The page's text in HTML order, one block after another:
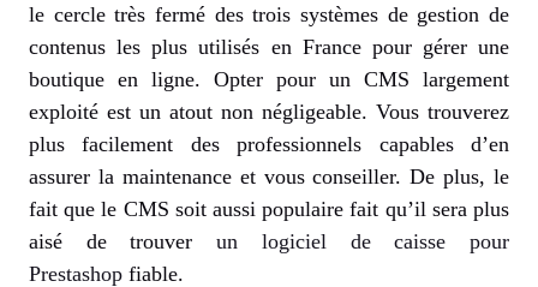
le cercle très fermé des trois systèmes de gestion de
contenus les plus utilisés en France pour gérer une
boutique en ligne. Opter pour un CMS largement
exploité est un atout non négligeable. Vous trouverez
plus facilement des professionnels capables d’en
assurer la maintenance et vous conseiller. De plus, le
fait que le CMS soit aussi populaire fait qu’il sera plus
aisé de trouverun logiciel de caisse pour
Prestashop fiable.